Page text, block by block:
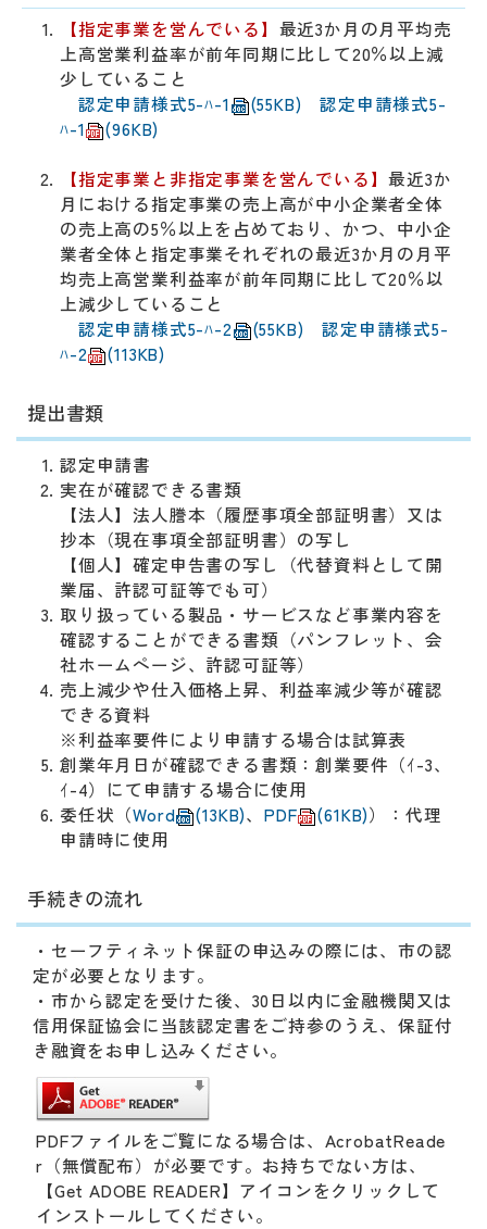
【指定事業を営んでいる】 最近3か月の月平均売
上高営業利益率が前年同期に比して20％以上減
少していること
認定申請様式5-ﾊ-1
(55KB)
認定申請様式5-
ﾊ-1
(96KB)
【指定事業と非指定事業を営んでいる】最近3か
月における指定事業の売上高が中小企業者全体
の売上高の5％以上を占めており、かつ、中小企
業者全体と指定事業それぞれの最近3か月の月平
均売上高営業利益率が前年同期に比して20％以
上減少していること
認定申請様式5-ﾊ-2
(55KB)
認定申請様式5-
ﾊ-2
(113KB)
提出書類
認定申請書
実在が確認できる書類
【法人】法人謄本（履歴事項全部証明書）又は
抄本（現在事項全部証明書）の写し
【個人】確定申告書の写し（代替資料として開
業届、許認可証等でも可）
取り扱っている製品・サービスなど事業内容を
確認することができる書類（パンフレット、会
社ホームページ、許認可証等）
売上減少や仕入価格上昇、利益率減少等が確認
できる資料
※利益率要件により申請する場合は試算表
創業年月日が確認できる書類：創業要件（ｲ-3、
ｲ-4）にて申請する場合に使用
委任状（Word (13KB)、PDF (61KB)）：代理
申請時に使用
手続きの流れ
・セーフティネット保証の申込みの際には、市の認
定が必要となります。
・市から認定を受けた後、30日以内に金融機関又は
信用保証協会に当該認定書をご持参のうえ、保証付
き融資をお申し込みください。
PDFファイルをご覧になる場合は、AcrobatReade
r（無償配布）が必要です。お持ちでない方は、
【Get ADOBE READER】アイコンをクリックして
インストールしてください。